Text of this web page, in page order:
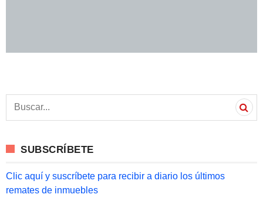
a
h
o
:
SUBSCRÍBETE
Clic aquí y suscríbete para recibir a diario los últimos
remates de inmuebles